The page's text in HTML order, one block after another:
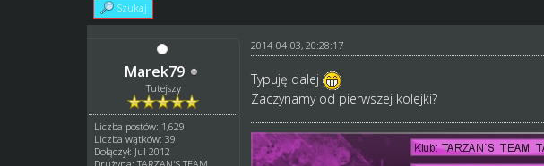
Szukaj
Marek79
Tutejszy
Liczba postów: 1,629
Liczba wątków: 39
Dołączył: Jul 2012
2014-04-03, 20:28:17
Typuję dalej
Zaczynamy od pierwszej kolejki?